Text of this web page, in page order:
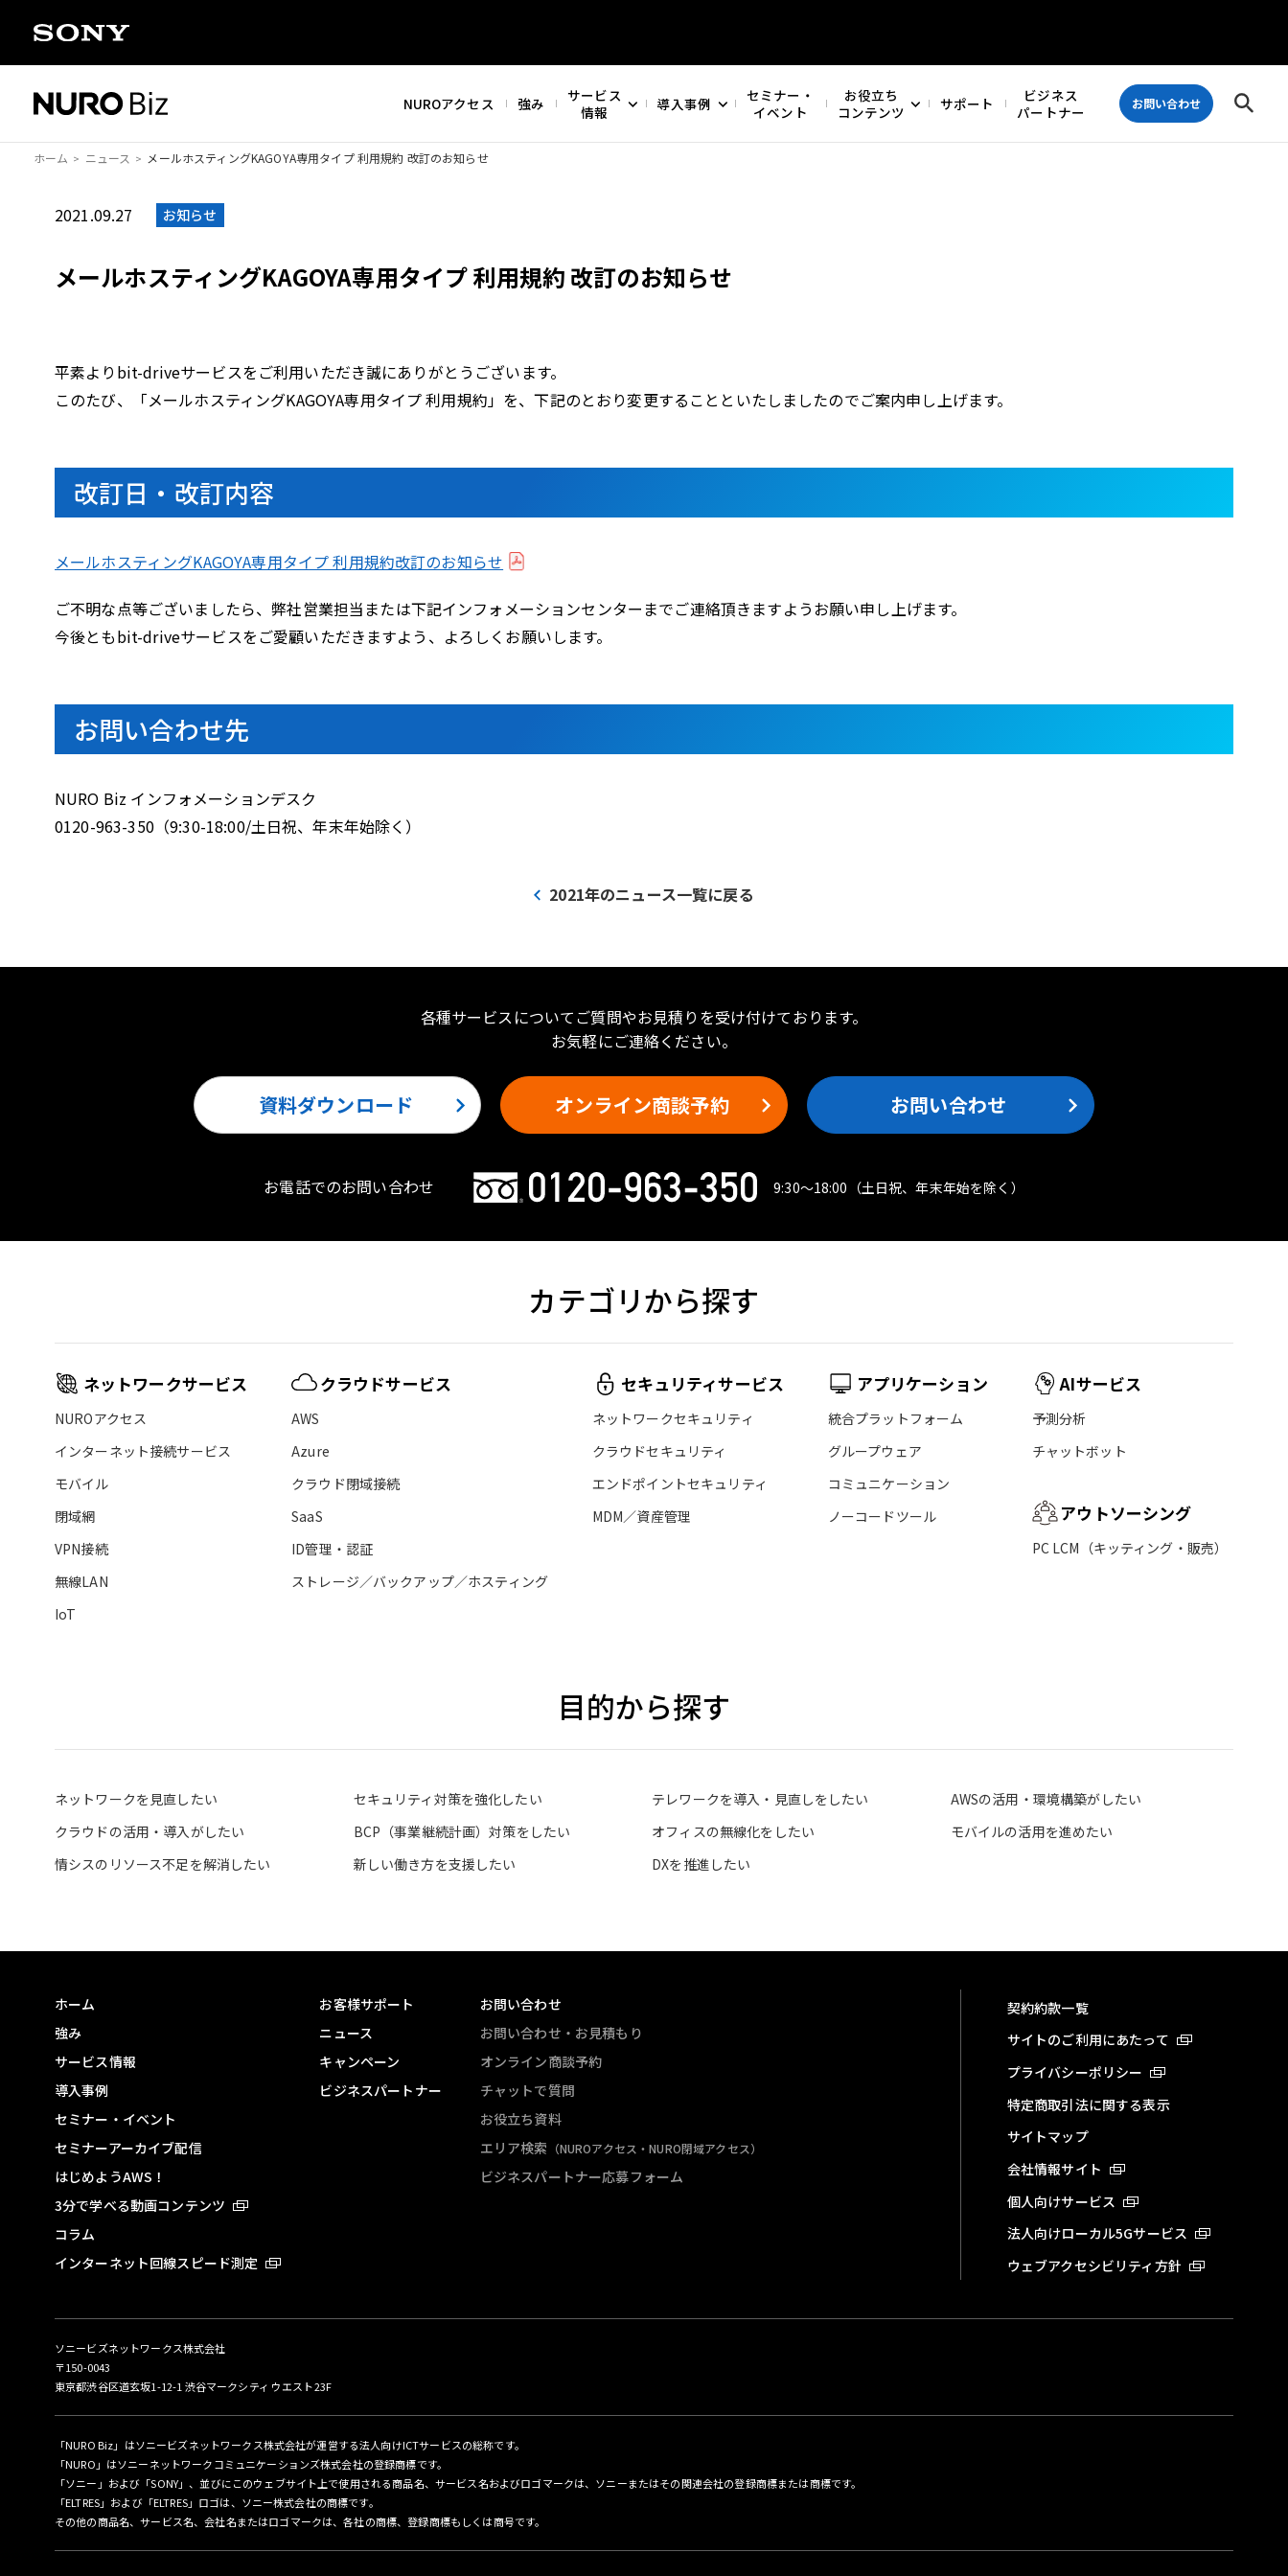
NUROアクセス 強み
サービス
情報
導入事例
セミナー・
イベント
お役立ち
コンテンツ
サポート
ビジネス
パートナー
お問い合わせ
ホーム ニュース メールホスティングKAGOYA専用タイプ 利用規約 改訂のお知らせ
2021.09.27 お知らせ
メールホスティングKAGOYA専用タイプ 利用規約 改訂のお知らせ
平素よりbit-driveサービスをご利用いただき誠にありがとうございます。
このたび、「メールホスティングKAGOYA専用タイプ 利用規約」を、下記のとおり変更することといたしましたのでご案内申し上げます。
改訂日・改訂内容
メールホスティングKAGOYA専用タイプ 利用規約改訂のお知らせ
ご不明な点等ございましたら、弊社営業担当または下記インフォメーションセンターまでご連絡頂きますようお願い申し上げます。
今後ともbit-driveサービスをご愛顧いただきますよう、よろしくお願いします。
お問い合わせ先
NURO Biz インフォメーションデスク
0120-963-350（9:30-18:00/土日祝、年末年始除く）
2021年のニュース一覧に戻る
各種サービスについてご質問やお見積りを受け付けております。
お気軽にご連絡ください。
資料ダウンロード オンライン商談予約 お問い合わせ
お電話でのお問い合わせ 9:30〜18:00 （土日祝、年末年始を除く）
カテゴリから探す
ネットワークサービス
NUROアクセス
インターネット接続サービス
モバイル
閉域網
VPN接続
無線LAN
IoT
クラウドサービス
AWS
Azure
クラウド閉域接続
SaaS
ID管理・認証
ストレージ／バックアップ／ホスティング
セキュリティサービス
ネットワークセキュリティ
クラウドセキュリティ
エンドポイントセキュリティ
MDM／資産管理
アプリケーション
統合プラットフォーム
グループウェア
コミュニケーション
ノーコードツール
AIサービス
予測分析
チャットボット
アウトソーシング
PC LCM（キッティング・販売）
目的から探す
ネットワークを見直したい セキュリティ対策を強化したい テレワークを導入・見直しをしたい
AWSの活用・環境構築がしたい
クラウドの活用・導入がしたい
BCP（事業継続計画）対策をしたい オフィスの無線化をしたい
モバイルの活用を進めたい
情シスのリソース不足を解消したい
新しい働き方を支援したい DXを推進したい
ホーム
強み
サービス情報
導入事例
セミナー・イベント
セミナーアーカイブ配信
はじめようAWS！
3分で学べる動画コンテンツ
コラム
インターネット回線スピード測定
お客様サポート
ニュース
キャンペーン
ビジネスパートナー
お問い合わせ
お問い合わせ・お見積もり
オンライン商談予約
チャットで質問
お役立ち資料
エリア検索 （NUROアクセス・NURO閉域アクセス）
ビジネスパートナー応募フォーム
契約約款一覧
サイトのご利用にあたって
プライバシーポリシー
特定商取引法に関する表示
サイトマップ
会社情報サイト
個人向けサービス
法人向けローカル5Gサービス
ウェブアクセシビリティ方針
ソニービズネットワークス株式会社
〒150-0043
東京都渋谷区道玄坂1-12-1 渋谷マークシティ ウエスト23F
「NURO Biz」はソニービズネットワークス株式会社が運営する法人向けICTサービスの総称です。
「NURO」はソニーネットワークコミュニケーションズ株式会社の登録商標です。
「ソニー」および「SONY」、並びにこのウェブサイト上で使用される商品名、サービス名およびロゴマークは、ソニーまたはその関連会社の登録商標または商標です。
「ELTRES」および「ELTRES」ロゴは、ソニー株式会社の商標です。
その他の商品名、サービス名、会社名またはロゴマークは、各社の商標、登録商標もしくは商号です。